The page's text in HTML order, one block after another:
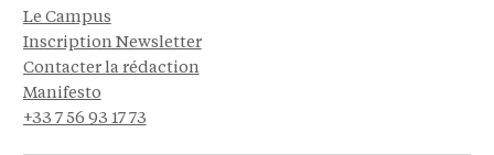
Le Campus
Inscription Newsletter
Contacter la rédaction
Manifesto
+33 7 56 93 17 73